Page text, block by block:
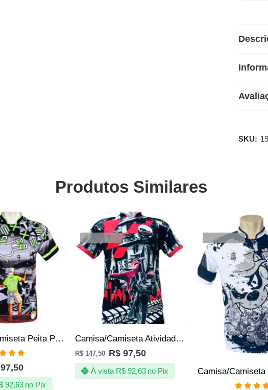
SKU:
Produtos Similares
Camisa | Camiseta Peita Pipa Pipeiro | Linha Chilena 10 dez
de 5
97,50
92,63 no Pix
SALE
VENDIDOS
Camisa/Camiseta Atividade 1000 / Mil Graus – Moto Grau
R$147,50 R$ 97,50
À vista R$92,63 no Pix
VENDIDOS